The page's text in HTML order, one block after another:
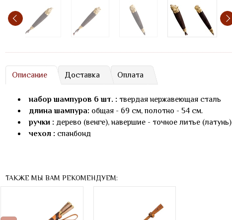
Описание Доставка Оплата
набор шампуров 6 шт. : твердая нержавеющая сталь
длина шампура: общая - 69 см, полотно - 54 см.
ручки : дерево (венге), навершие - точное литье (латунь)
чехол : спанбонд
ТАКЖЕ МЫ ВАМ РЕКОМЕНДУЕМ: